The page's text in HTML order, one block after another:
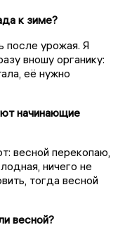
к зиме?
после урожая. Я
вношу органику:
её нужно
начинающие
весной перекопаю,
ничего не
тогда весной
весной?